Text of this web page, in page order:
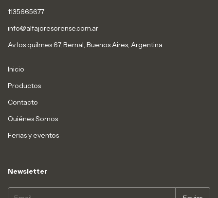
1135665677
info@alfajoresorense.com.ar
Av los quilmes 67, Bernal, Buenos Aires, Argentina
Inicio
Productos
Contacto
Quiénes Somos
Ferias y eventos
Newsletter